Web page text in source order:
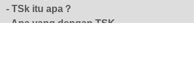
- TSk itu apa？
- Apa yang dengan TSK